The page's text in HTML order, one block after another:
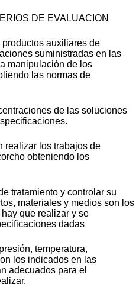
DE EVALUACION
auxiliares de
suministradas en las
manipulación de los
las normas de
de las soluciones
realizar los trabajos de
obteniendo los
tratamiento y controlar su
materiales y medios son los
que realizar y se
dadas
temperatura,
los indicados en las
adecuados para el